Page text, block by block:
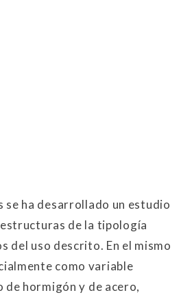
se ha desarrollado un estudio
de la tipología
del uso descrito. En el mismo
como variable
hormigón y de acero,